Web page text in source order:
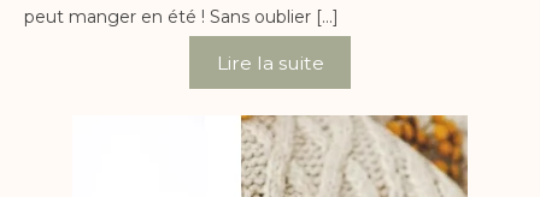
peut manger en été ! Sans oublier […]
Lire la suite